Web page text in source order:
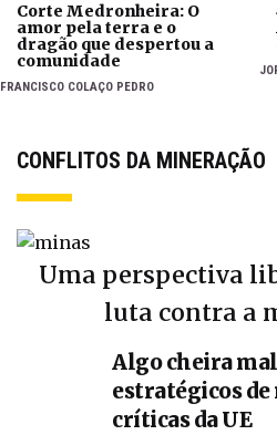
Corte Medronheira: O
amor pela terra e o
dragão que despertou a
comunidade
FRANCISCO COLAÇO PEDRO
CONFLITOS DA MINERAÇÃO
Uma perspectiva
luta contra a
Algo cheira
estratégicos
críticas da UE